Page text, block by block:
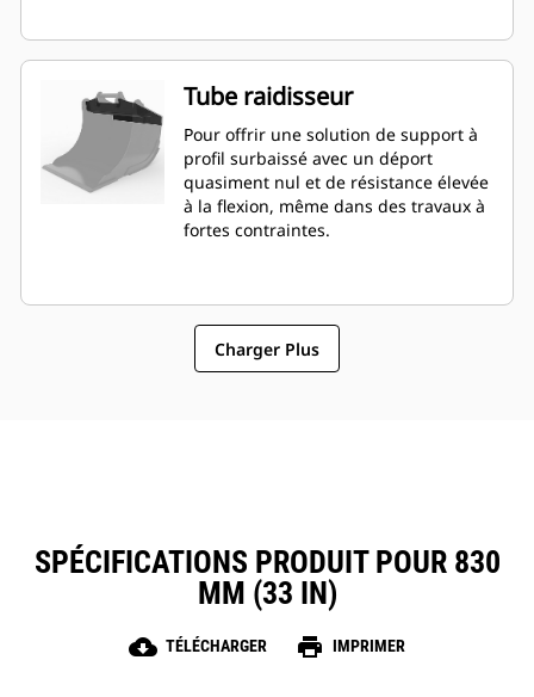
Tube raidisseur
Pour offrir une solution de support à
profil surbaissé avec un déport
quasiment nul et de résistance élevée
à la flexion, même dans des travaux à
fortes contraintes.
Charger Plus
SPÉCIFICATIONS PRODUIT POUR 830
MM (33 IN)
cloud_download TÉLÉCHARGER print IMPRIMER